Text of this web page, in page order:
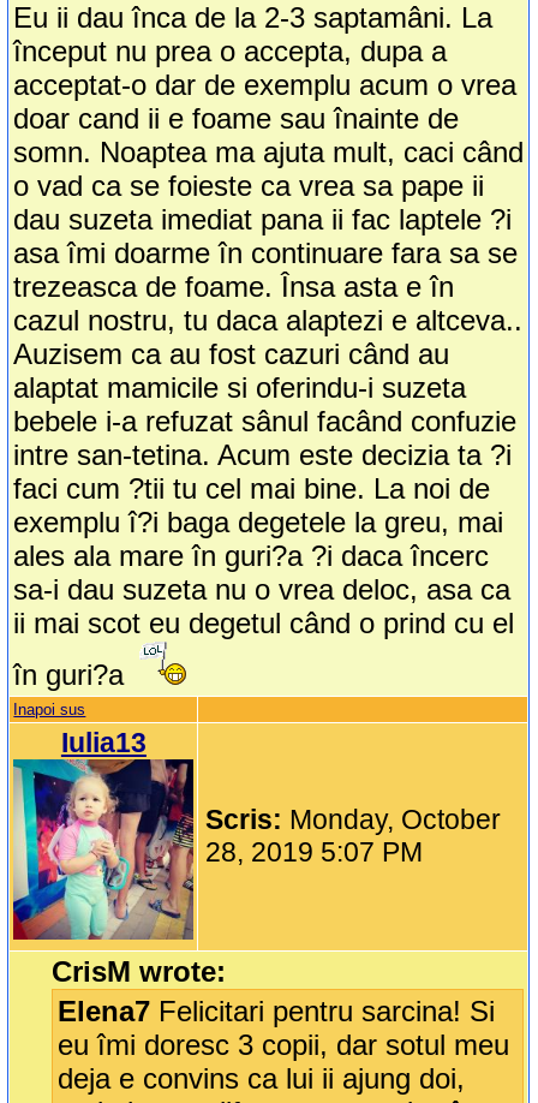
Eu ii dau înca de la 2-3 saptamâni. La
început nu prea o accepta, dupa a
acceptat-o dar de exemplu acum o vrea
doar cand ii e foame sau înainte de
somn. Noaptea ma ajuta mult, caci când
o vad ca se foieste ca vrea sa pape ii
dau suzeta imediat pana ii fac laptele ?i
asa îmi doarme în continuare fara sa se
trezeasca de foame. Însa asta e în
cazul nostru, tu daca alaptezi e altceva..
Auzisem ca au fost cazuri când au
alaptat mamicile si oferindu-i suzeta
bebele i-a refuzat sânul facând confuzie
intre san-tetina. Acum este decizia ta ?i
faci cum ?tii tu cel mai bine. La noi de
exemplu î?i baga degetele la greu, mai
ales ala mare în guri?a ?i daca încerc
sa-i dau suzeta nu o vrea deloc, asa ca
ii mai scot eu degetul când o prind cu el
în guri?a
Inapoi sus
Iulia13
Scris: Monday, October
28, 2019 5:07 PM
CrisM wrote:
Elena7 Felicitari pentru sarcina! Si
eu îmi doresc 3 copii, dar sotul meu
deja e convins ca lui ii ajung doi,